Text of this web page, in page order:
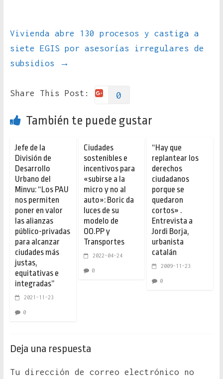
Vivienda abre 130 procesos y castiga a
siete EGIS por asesorías irregulares de
subsidios
→
Share This Post: 0
También te puede gustar
Jefe de la
División de
Desarrollo
Urbano del
Minvu: “Los PAU
nos permiten
poner en valor
las alianzas
público-privadas
para alcanzar
ciudades más
justas,
equitativas e
integradas”
2021-11-23
0
Ciudades
sostenibles e
incentivos para
«subirse a la
micro y no al
auto»: Boric da
luces de su
modelo de
OO.PP y
Transportes
2022-04-24
0
“Hay que
replantear los
derechos
ciudadanos
porque se
quedaron
cortos» .
Entrevista a
Jordi Borja,
urbanista
catalán
2009-11-23
0
Deja una respuesta
Tu dirección de correo electrónico no